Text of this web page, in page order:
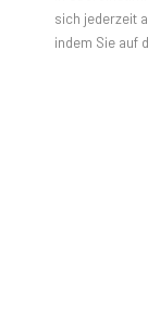
sich jederzeit
indem Sie auf